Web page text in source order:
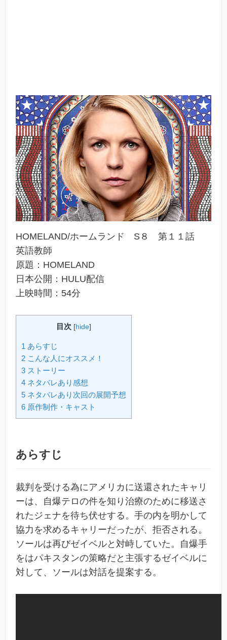
HOMELAND/ホームランド S８ 第１１話
英語教師
原題：HOMELAND
日本公開：HULU配信
上映時間：54分
目次 [hide]
1 あらすじ
2 こんな人にオススメ！
3 ストーリー
4 ネタバレあり感想
5 ネタバレあり次回の展開予想
6 原作制作・キャスト
あらすじ
裁判を受ける為にアメリカに送還されたキャリ
ーは、自爆テロの件を知り治療のために移送さ
れたジェナを待ち伏せする。手の内を明かして
協力を求めるキャリーだったが、拒否される。
ソールは再びゼイベルと対峙していた。自爆手
をはパキスタンの策略だと主張するゼイベルに
対して、ソールは対話を提案する。